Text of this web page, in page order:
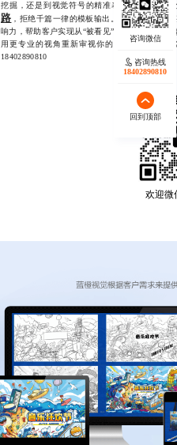
挖掘，还是到视觉符号的精准表达，再到商业
路 ，拒绝千篇一律的模板输出。我们的优势在
响力，帮助客户实现从“被看见”到“被记住”的
用更专业的视角重新审视你的可能性，让每
18402890810
欢迎微
咨询热线
18402890810
回到顶部